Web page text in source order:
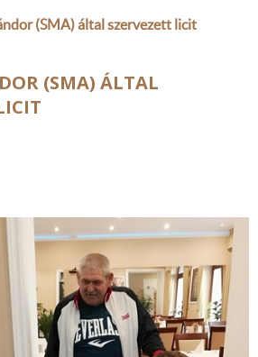
(SMA) által szervezett licit
(SMA) ÁLTAL